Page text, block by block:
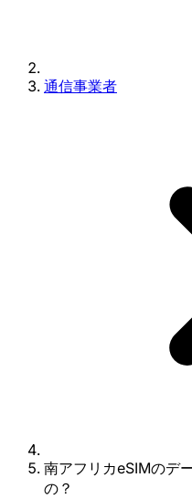
通信事業者
南アフリカeSIMのデ
の？